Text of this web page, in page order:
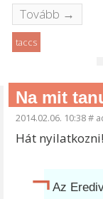
Tovább →
taccs
Na mit
2014.02.06. 10:38#
Hát
Az